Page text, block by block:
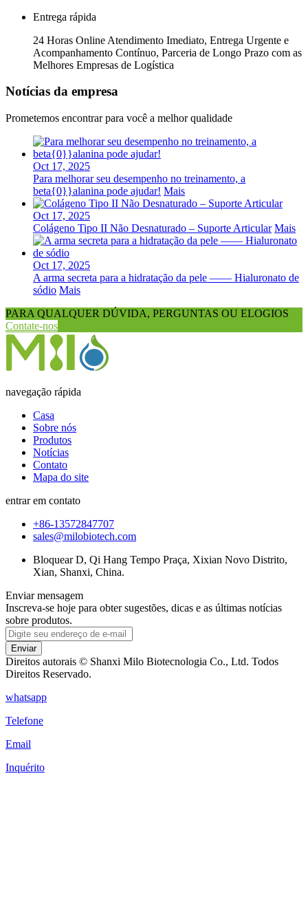
Entrega rápida
24 Horas Online Atendimento Imediato, Entrega Urgente e
Acompanhamento Contínuo, Parceria de Longo Prazo com as
Melhores Empresas de Logística
Notícias da empresa
Prometemos encontrar para você a melhor qualidade
Oct 17, 2025
Para melhorar seu desempenho no treinamento, a
beta{0}}alanina pode ajudar! Mais
Oct 17, 2025
Colágeno Tipo II Não Desnaturado – Suporte Articular Mais
Oct 17, 2025
A arma secreta para a hidratação da pele —— Hialuronato de
sódio Mais
PARA QUALQUER DÚVIDA, PERGUNTAS OU ELOGIOS
Contate-nos
navegação rápida
Casa
Sobre nós
Produtos
Notícias
Contato
Mapa do site
entrar em contato
+86-13572847707
sales@milobiotech.com
Bloquear D, Qi Hang Tempo Praça, Xixian Novo Distrito,
Xian, Shanxi, China.
Enviar mensagem
Inscreva-se hoje para obter sugestões, dicas e as últimas notícias
sobre produtos.
Enviar
Direitos autorais © Shanxi Milo Biotecnologia Co., Ltd. Todos
Direitos Reservado.
whatsapp
Telefone
Email
Inquérito